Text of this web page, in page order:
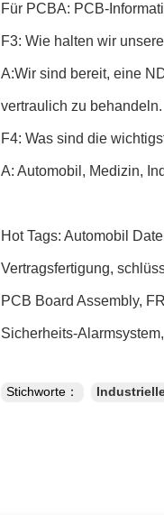
Für PCBA: PCB-
F3: Wie halten wir
A:Wir sind bereit, eine
vertraulich zu behandeln.
F4: Was sind die
A: Automobil, Medizin,
Hot Tags: Automobil
Vertragsfertigung,
PCB Board Assembly,
Sicherheits-
Stichworte：